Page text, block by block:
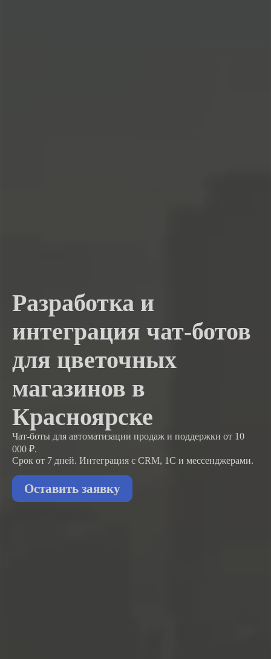
Разработка и
интеграция чат-ботов
для цветочных
магазинов в
Красноярске
Чат-боты для автоматизации продаж и поддержки от 10
000 ₽.
Срок от 7 дней. Интеграция с CRM, 1С и мессенджерами.
Оставить заявку